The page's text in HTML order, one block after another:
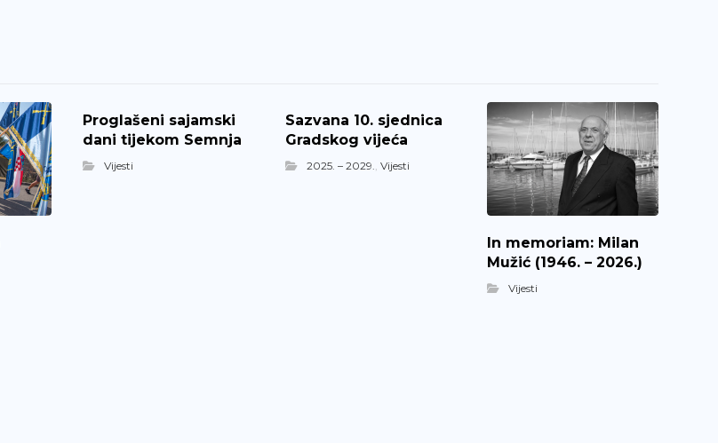
Proglašeni sajamski
dani tijekom Semnja
Vijesti
Sazvana 10. sjednica
Gradskog vijeća
2025. – 2029., Vijesti
In memoriam: Milan
Mužić (1946. – 2026.)
Vijesti